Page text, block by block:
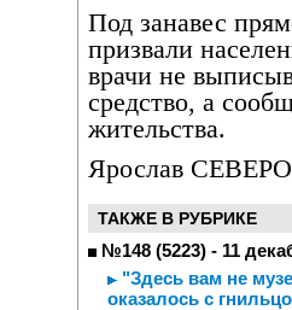
Под занавес
призвали
врачи не
средство, а
жительства.
Ярослав
ТАКЖЕ В РУБРИКЕ
№148 (5223) - 11
"Здесь вам не
оказалось с